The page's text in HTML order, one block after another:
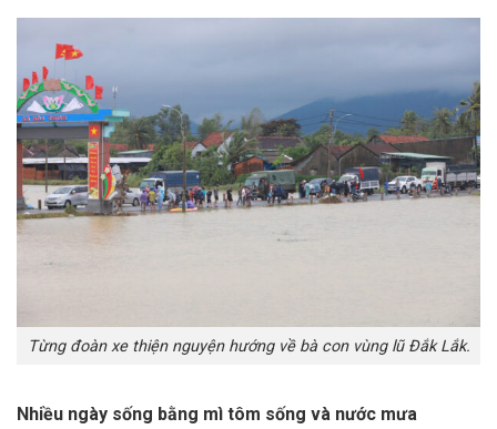
Từng đoàn xe thiện nguyện hướng về bà con vùng lũ Đắk Lắk.
Nhiều ngày sống bằng mì tôm sống và nước mưa